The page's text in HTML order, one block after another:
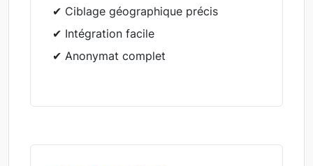
✔ Ciblage géographique précis
✔ Intégration facile
✔ Anonymat complet